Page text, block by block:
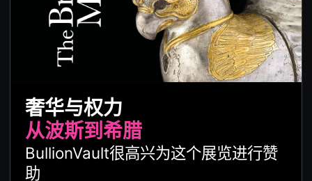
奢华与权力
从波斯到希腊
BullionVault很高兴为这个展览进行赞
助